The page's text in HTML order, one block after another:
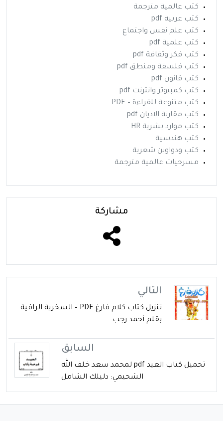
كتب عالمية مترجمة
كتب عربية pdf
كتب علم نفس واجتماع
كتب علمية pdf
كتب فكر وثقافة pdf
كتب فلسفة ومنطق pdf
كتب قانون pdf
كتب كمبيوتر وانترنت pdf
كتب متنوعة للقراءة – PDF
كتب مقارنة الاديان pdf
كتب موارد بشرية HR
كتب هندسية
كتب ودواوين شعرية
مسرحيات عالمية مترجمة
مشاركة
التالي
تنزيل كتاب كلام فارغ PDF – السخرية الراقية
بقلم أحمد رجب
السابق
تحميل كتاب العيد pdf لمحمد سعد خلف الله
الشحيمي: دليلك الشامل